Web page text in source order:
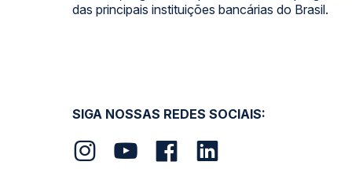
das principais instituições bancárias do Brasil.
SIGA NOSSAS REDES SOCIAIS: